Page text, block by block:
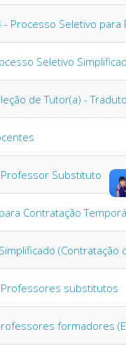
- Processo Seletivo
Seletivo
de Tutor(a) -
Substituto
Contratação
Professores substitutos
formadores